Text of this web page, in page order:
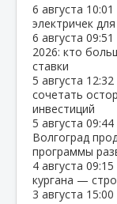
6 августа 10:01
электричек
6 августа 09:51
2026: кто
ставки
5 августа 12:32
сочетать
инвестиций
5 августа 09:44
Волгоград
программы
4 августа 09:15
кургана —
3 августа 15:00